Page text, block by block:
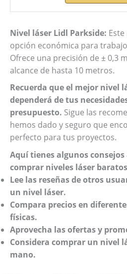
Nivel láser Lidl Parkside:
opción económica para
Ofrece una precisión de ± 0,3
alcance de hasta 10 metros.
Recuerda que el mejor nivel
dependerá de tus
presupuesto. Sigue las
hemos dado y seguro que
perfecto para tus proyectos.
Aquí tienes algunos
comprar niveles láser
Lee las reseñas de otros
un nivel láser.
Compara precios en
físicas.
Aprovecha las ofertas y
Considera comprar un nivel
mano.